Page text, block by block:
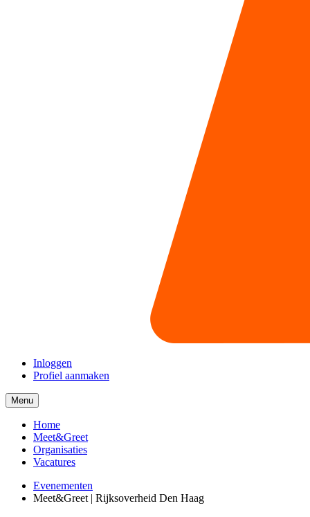
Inloggen
Profiel aanmaken
MenuMenu
collapsed
Home
Meet&Greet
Organisaties
Vacatures
Evenementen
Meet&Greet | Rijksoverheid Den Haag